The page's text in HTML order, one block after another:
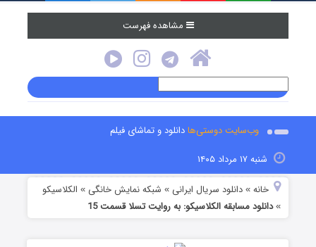
مشاهده فهرست
وب‌سایت دوستی‌هادانلود و تماشای فیلم
شنبه ۱۷ مرداد ۱۴۰۵
خانه »دانلود سریال ایرانی » شبکه نمایش خانگی » الکلاسیکو
»دانلود مسابقه الکلاسیکو: به روایت تسلا قسمت 15